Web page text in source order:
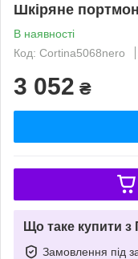
Шкіряне
В наявності
Код: Cortina5068nero
3 052 ₴
Що таке купити
Замовлення під